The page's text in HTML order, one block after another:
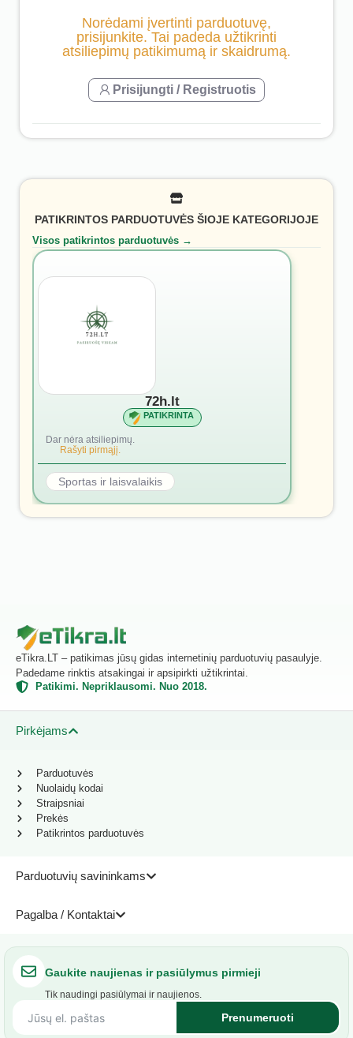
Norėdami įvertinti parduotuvę,
prisijunkite. Tai padeda užtikrinti
atsiliepimų patikimumą ir skaidrumą.
Prisijungti / Registruotis
PATIKRINTOS PARDUOTUVĖS ŠIOJE KATEGORIJOJE
Visos patikrintos parduotuvės →
72h.lt
PATIKRINTA
Dar nėra atsiliepimų.
Rašyti pirmąjį.
Sportas ir laisvalaikis
eTikra.LT – patikimas jūsų gidas internetinių parduotuvių pasaulyje.
Padedame rinktis atsakingai ir apsipirkti užtikrintai.
Patikimi. Nepriklausomi. Nuo 2018.
Pirkėjams
Parduotuvių savininkams
Pagalba / Kontaktai
Parduotuvės
Nuolaidų kodai
Straipsniai
Prekės
Patikrintos parduotuvės
Gaukite naujienas ir pasiūlymus pirmieji
Tik naudingi pasiūlymai ir naujienos.
Prenumeruoti